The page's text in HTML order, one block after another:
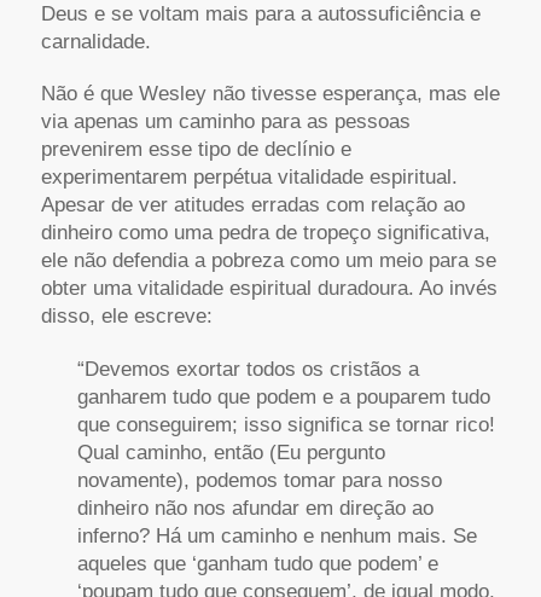
Deus e se voltam mais para a autossuficiência e
carnalidade.
Não é que Wesley não tivesse esperança, mas ele
via apenas um caminho para as pessoas
prevenirem esse tipo de declínio e
experimentarem perpétua vitalidade espiritual.
Apesar de ver atitudes erradas com relação ao
dinheiro como uma pedra de tropeço significativa,
ele não defendia a pobreza como um meio para se
obter uma vitalidade espiritual duradoura. Ao invés
disso, ele escreve:
“Devemos exortar todos os cristãos a
ganharem tudo que podem e a pouparem tudo
que conseguirem; isso significa se tornar rico!
Qual caminho, então (Eu pergunto
novamente), podemos tomar para nosso
dinheiro não nos afundar em direção ao
inferno? Há um caminho e nenhum mais. Se
aqueles que ‘ganham tudo que podem’ e
‘poupam tudo que conseguem’, de igual modo,